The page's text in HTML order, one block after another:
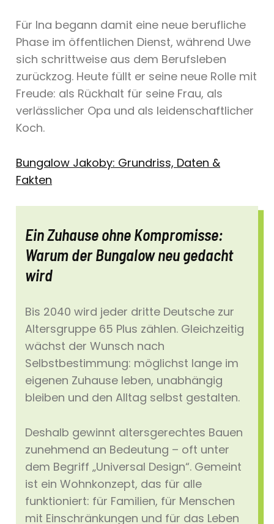
Für Ina begann damit eine neue berufliche
Phase im öffentlichen Dienst, während Uwe
sich schrittweise aus dem Berufsleben
zurückzog. Heute füllt er seine neue Rolle mit
Freude: als Rückhalt für seine Frau, als
verlässlicher Opa und als leidenschaftlicher
Koch.
Bungalow Jakoby: Grundriss, Daten &
Fakten
Ein Zuhause ohne Kompromisse:
Warum der Bungalow neu gedacht
wird
Bis 2040 wird jeder dritte Deutsche zur
Altersgruppe 65 Plus zählen. Gleichzeitig
wächst der Wunsch nach
Selbstbestimmung: möglichst lange im
eigenen Zuhause leben, unabhängig
bleiben und den Alltag selbst gestalten.
Deshalb gewinnt altersgerechtes Bauen
zunehmend an Bedeutung – oft unter
dem Begriff „Universal Design“. Gemeint
ist ein Wohnkonzept, das für alle
funktioniert: für Familien, für Menschen
mit Einschränkungen und für das Leben